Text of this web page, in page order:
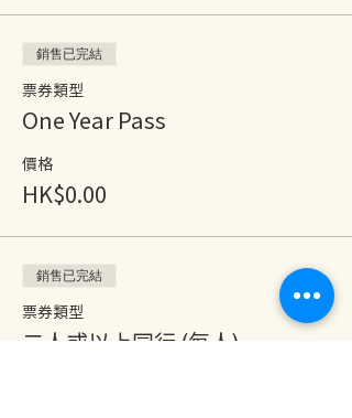
銷售已完結
票券類型
One Year Pass
價格
HK$0.00
銷售已完結
票券類型
二人或以上同行 (每人)